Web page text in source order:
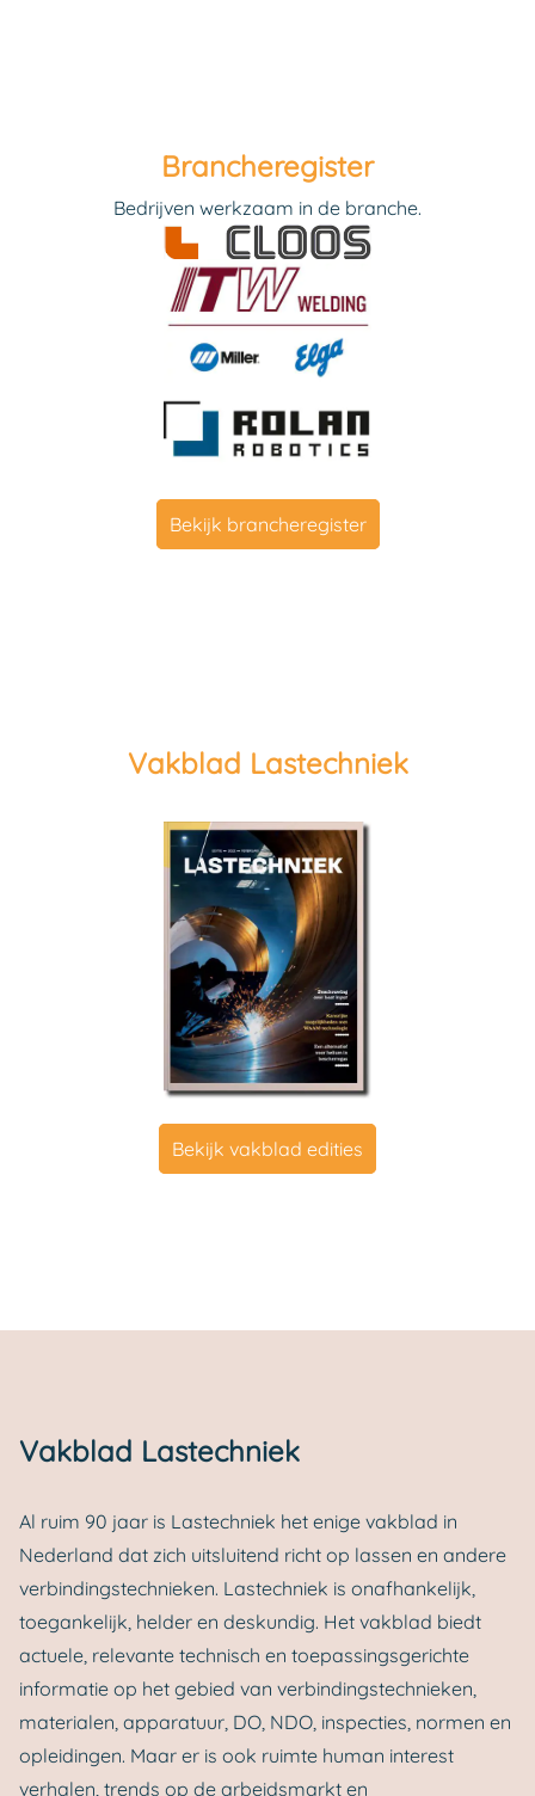
Brancheregister
Bedrijven werkzaam in de branche.
Bekijk brancheregister
Vakblad Lastechniek
Bekijk vakblad edities
Vakblad Lastechniek
Al ruim 90 jaar is Lastechniek het enige vakblad in
Nederland dat zich uitsluitend richt op lassen en andere
verbindingstechnieken. Lastechniek is onafhankelijk,
toegankelijk, helder en deskundig. Het vakblad biedt
actuele, relevante technisch en toepassingsgerichte
informatie op het gebied van verbindingstechnieken,
materialen, apparatuur, DO, NDO, inspecties, normen en
opleidingen. Maar er is ook ruimte human interest
verhalen, trends op de arbeidsmarkt en